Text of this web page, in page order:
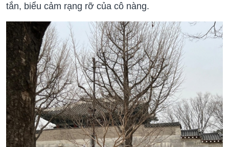
tắn, biểu cảm rạng rỡ của cô nàng.